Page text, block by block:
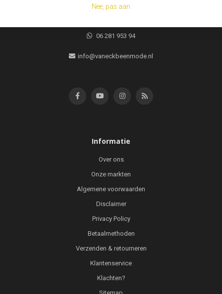
06 281 953 94
info@vaneckbeenmode.nl
Informatie
Over ons
Onze markten
Algemene voorwaarden
Disclaimer
Privacy Policy
Betaalmethoden
Verzenden & retourneren
Klantenservice
Klachten?
Nee, pas aan